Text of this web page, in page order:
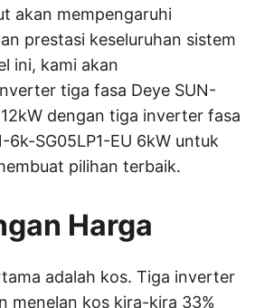
akan mempengaruhi
prestasi keseluruhan sistem
ini, kami akan
tiga fasa Deye SUN-
dengan tiga inverter fasa
6k-SG05LP1-EU 6kW untuk
pilihan terbaik.
Harga
adalah kos. Tiga inverter
menelan kos kira-kira 33%